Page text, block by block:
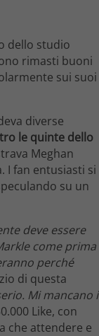
dello studio
rimasti buoni
sui suoi
diverse
le quinte dello
Meghan
I fan entusiasti si
su un
deve essere
come prima
perché
di questa
Mi mancano i
Like, con
che attendere e